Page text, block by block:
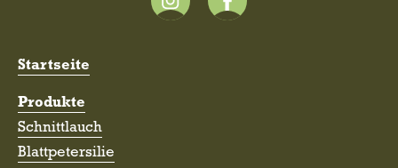
Startseite
Produkte
Schnittlauch
Blattpetersilie